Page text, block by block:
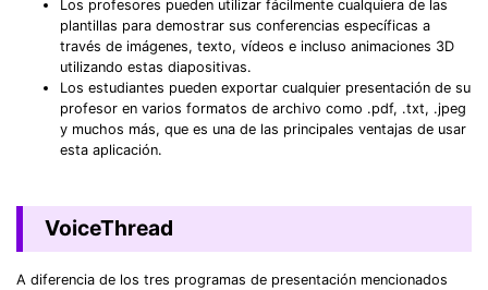
Los profesores pueden utilizar fácilmente cualquiera de las
plantillas para demostrar sus conferencias específicas a
través de imágenes, texto, vídeos e incluso animaciones 3D
utilizando estas diapositivas.
Los estudiantes pueden exportar cualquier presentación de su
profesor en varios formatos de archivo como .pdf, .txt, .jpeg
y muchos más, que es una de las principales ventajas de usar
esta aplicación.
VoiceThread
A diferencia de los tres programas de presentación mencionados